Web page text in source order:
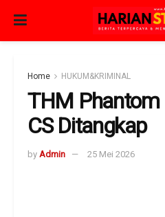
Home HUKUM&KRIMINAL
THM Phantom
CS Ditangkap
by Admin 25 Mei 2026